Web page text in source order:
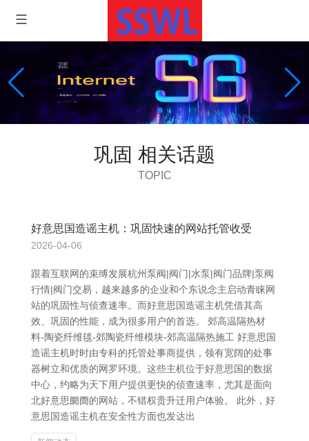
巩固 相关话题
TOPIC
好意思国造谣主机：巩固快速的网站托管收受
2026-04-06
跟着互联网的束缚发展杭州泵阀|阀门|水泵|阀门品牌|泵阀
行情|阀门交易，越来越多的企业和个东说念主启动青睐网
站的巩固性与侦查速率。而好意思国造谣主机凭借其高
效、巩固的性能，成为很多用户的首选。 郊高温隔热材
料-陶瓷纤维毯-郊陶瓷纤维模块-郊高温隔热施工 好意思国
造谣主机时时由专科的托管处事商提供，领有宽阔的处事
器树立和优质的网罗环境。这些主机位于好意思国的数据
中心，约略为天下用户提供更快的侦查速率，尤其是面向
北好意思阛阓的网站，不错权贵升迁用户体验。 此外，好
意思国造谣主机在安全性方面也发达出